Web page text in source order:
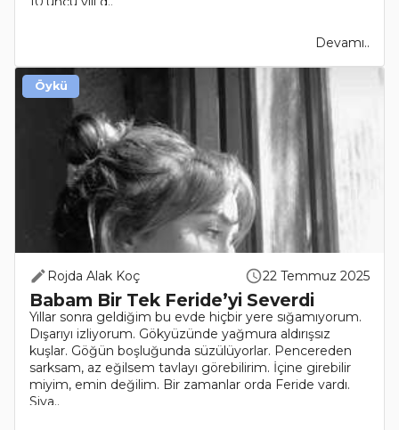
Devamı..
Rojda Alak Koç 22 Temmuz 2025
Babam Bir Tek Feride’yi Severdi
Yıllar sonra geldiğim bu evde hiçbir yere sığamıyorum.
Dışarıyı izliyorum. Gökyüzünde yağmura aldırışsız
kuşlar. Göğün boşluğunda süzülüyorlar. Pencereden
sarksam, az eğilsem tavlayı görebilirim. İçine girebilir
miyim, emin değilim. Bir zamanlar orda Feride vardı.
Siya..
Öykü